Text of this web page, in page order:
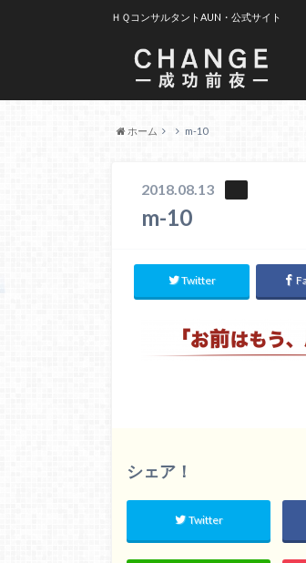
ＨＱコンサルタントAUN・公式サイト
ホーム m-10
2018.08.13
m-10
Twitter
シェア！
Twitter